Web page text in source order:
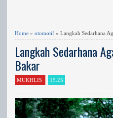
Home » otomotif » Langkah Sedarhana
Langkah Sedarhana
Bakar
MUKHLIS 15.25